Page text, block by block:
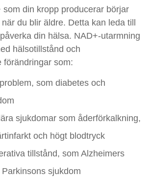
som din kropp producerar börjar
du blir äldre. Detta kan leda till
din hälsa. NAD+-utarmning
hälsotillstånd och
förändringar som:
som diabetes och
sjukdomar som åderförkalkning,
och högt blodtryck
tillstånd, som Alzheimers
sjukdom